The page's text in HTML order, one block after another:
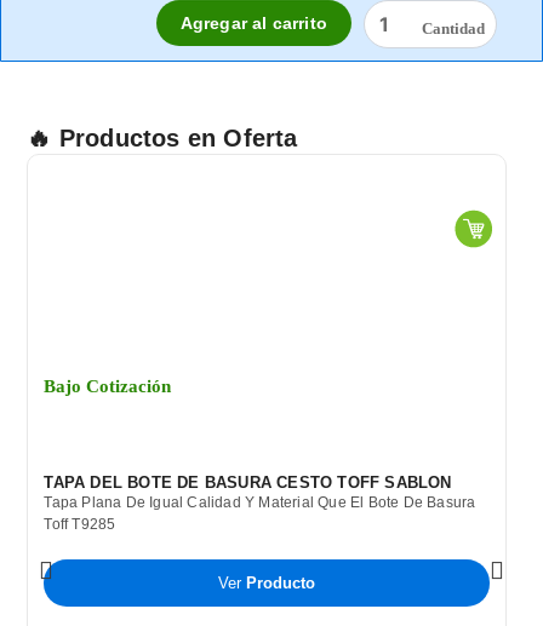
EXPORTACION
cantidad
Agregar al carrito
🔥 Productos en Oferta
Bajo Cotización
TAPA DEL BOTE DE BASURA CESTO TOFF SABLON
Tapa Plana De Igual Calidad Y Material Que El Bote De Basura
Toff T9285
Ver Producto